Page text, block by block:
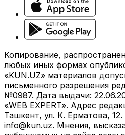
Копирование,
любых иных формах
«KUN.UZ» материалов
письменного разрешения
№0987. Дата выдачи:
«WEB EXPERT». Адрес
Ташкент, ул. К. Ерматова,
info@kun.uz. Мнения,